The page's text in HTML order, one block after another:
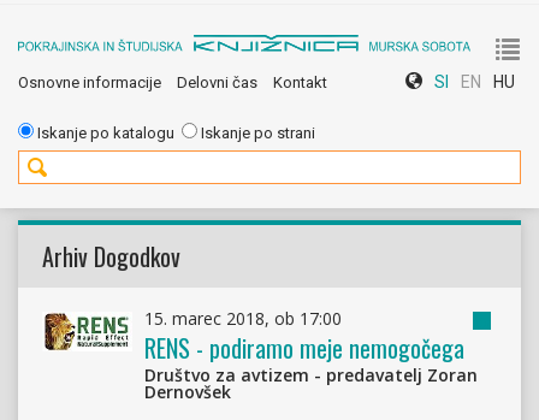
SI EN HU
Osnovne informacije Delovni čas Kontakt
Iskanje po katalogu Iskanje po strani
Arhiv Dogodkov
odrasle
15. marec 2018, ob 17:00
RENS - podiramo meje nemogočega
Društvo za avtizem - predavatelj Zoran
Dernovšek